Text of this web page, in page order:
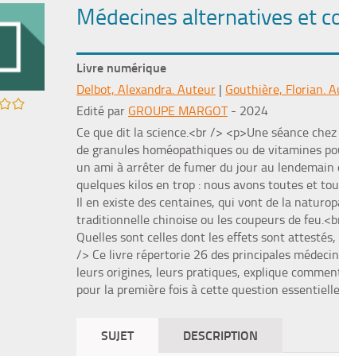
Médecines alternatives et
Livre numérique
Delbot, Alexandra. Auteur | Gouthière, Florian.
Edité par GROUPE MARGOT- 2024
Ce que dit la science.<br /> <p>Une séance
de granules homéopathiques ou de vitamines
un ami à arrêter de fumer du jour au lendemain
quelques kilos en trop : nous avons toutes et
Il en existe des centaines, qui vont de la
traditionnelle chinoise ou les coupeurs de
Quelles sont celles dont les effets sont
/> Ce livre répertorie 26 des principales
leurs origines, leurs pratiques, explique
pour la première fois à cette question
SUJET DESCRIPTION